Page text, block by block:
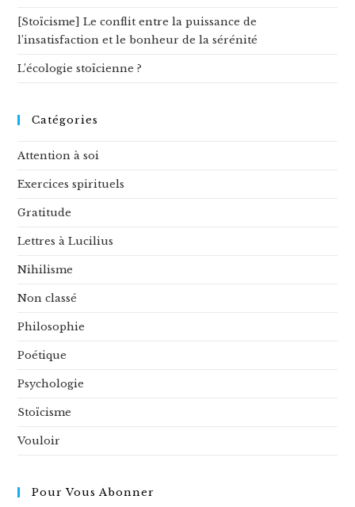
[Stoïcisme] Le conflit entre la puissance de
l’insatisfaction et le bonheur de la sérénité
L’écologie stoïcienne ?
Catégories
Attention à soi
Exercices spirituels
Gratitude
Lettres à Lucilius
Nihilisme
Non classé
Philosophie
Poétique
Psychologie
Stoïcisme
Vouloir
Pour Vous Abonner